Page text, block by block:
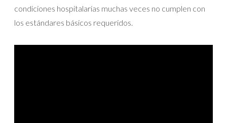
condiciones hospitalarias muchas veces no cumplen con
los estándares básicos requeridos.